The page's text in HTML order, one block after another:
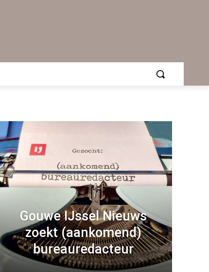
Gouwe IJssel Nieuws
zoekt (aankomend)
bureauredacteur